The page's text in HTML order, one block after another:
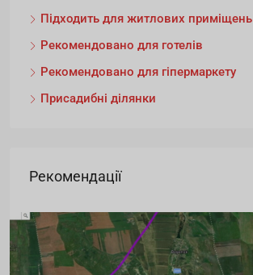
Підходить для житлових приміщень
Рекомендовано для готелів
Рекомендовано для гіпермаркету
Присадибні ділянки
Рекомендації